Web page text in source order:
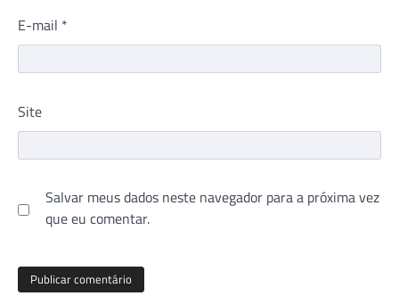
E-mail *
Site
Salvar meus dados neste navegador para a próxima vez
que eu comentar.